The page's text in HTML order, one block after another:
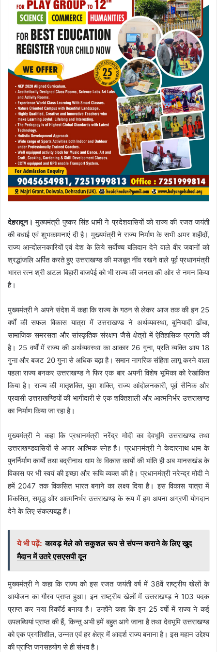
देहरादून।मुख्यमंत्री पुष्कर सिंह धामी ने प्रदेशवासियों को राज्य की रजत जयंती
की बधाई एवं शुभकामनाएं दी है। मुख्यमंत्री ने राज्य निर्माण के सभी अमर शहीदों,
राज्य आन्दोलनकारियों एवं देश के लिये सर्वाेच्च बलिदान देने वाले वीर जवानों को
श्रद्धांजलि अर्पित करते हुए उत्तराखण्ड की मजबूत नींव रखने वाले पूर्व प्रधानमंत्री
भारत रत्न श्री अटल बिहारी बाजपेई को भी राज्य की जनता की ओर से नमन किया
है।
मुख्यमंत्री ने अपने संदेश में कहा कि राज्य के गठन से लेकर आज तक की इन 25
वर्षों की सफल विकास यात्रा में उत्तराखण्ड ने अर्थव्यवस्था, बुनियादी ढाँचा,
सामाजिक समरसता और सांस्कृतिक संरक्षण जैसे क्षेत्रों में ऐतिहासिक प्रगति की
है। 25 वर्षों में राज्य की अर्थव्यवस्था का आकार 26 गुना, प्रति व्यक्ति आय 18
गुना और बजट 20 गुना से अधिक बढ़ा है। समान नागरिक संहिता लागू करने वाला
पहला राज्य बनकर उत्तराखण्ड ने फिर एक बार अपनी विशेष भूमिका को रेखांकित
किया है। राज्य की मातृशक्ति, युवा शक्ति, राज्य आंदोलनकारी, पूर्व सैनिक और
प्रवासी उत्तराखण्डियों की भागीदारी से एक शक्तिशाली और आत्मनिर्भर उत्तराखण्ड
का निर्माण किया जा रहा है।
मुख्यमंत्री ने कहा कि प्रधानमंत्री नरेंद्र मोदी का देवभूमि उत्तराखण्ड तथा
उत्तराखण्डवासियों से अपार आत्मिक स्नेह है। प्रधानमंत्री ने केदारनाथ धाम के
पुनर्निर्माण कार्यों तथा बद्रीनाथ धाम के विकास कार्याे की भांति ही अब मानसखंड के
विकास पर भी स्वयं की इच्छा और रूचि व्यक्त की है। प्रधानमंत्री नरेन्द्र मोदी ने
हमें 2047 तक विकसित भारत बनाने का लक्ष्य दिया है। इस विकास यात्रा में
विकसित, समृद्ध और आत्मनिर्भर उत्तराखण्ड़ के रूप में हम अपना अग्रणी योगदान
देने के लिए संकल्पबद्ध हैं।
ये भी पढ़ें: कावड़ मेले को सकुशल रूप से संपन्न कराने के लिए खुद
मैदान में उतरे एसएसपी दून
मुख्यमंत्री ने कहा कि राज्य को इस रजत जयंती वर्ष में 38वें राष्ट्रीय खेलों के
आयोजन का गौरव प्राप्त हुआ। इन राष्ट्रीय खेलों में उत्तराखण्ड़ ने 103 पदक
प्राप्त कर नया रिकॉर्ड बनाया है। उन्होंने कहा कि इन 25 वर्षाे में राज्य ने कई
उपलब्धियां प्राप्त की हैं, किन्तु अभी हमें बहुत आगे जाना है तथा देवभूमि उत्तराखण्ड
को एक प्रगतिशील, उन्नत एवं हर क्षेत्र में आदर्श राज्य बनाना है। इस महान उद्देश्य
की प्राप्ति जनसहयोग से ही संभव है।